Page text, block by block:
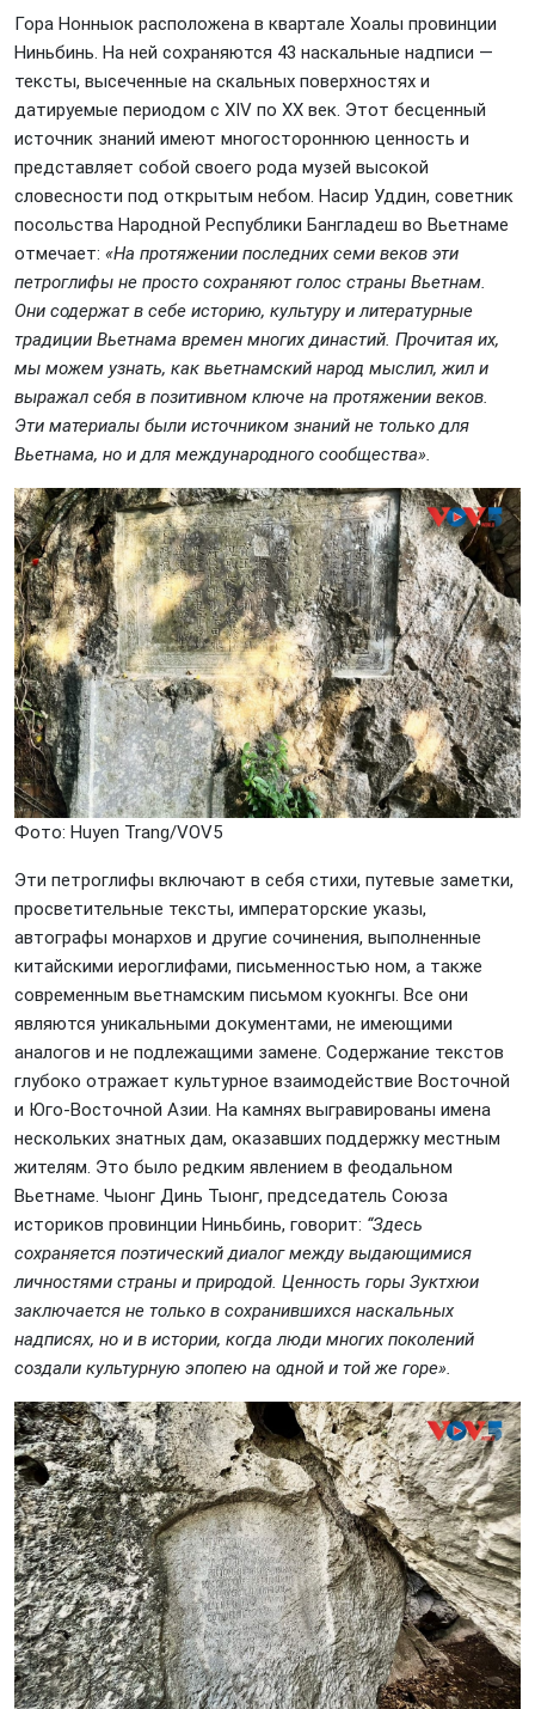
Гора Нонныок расположена в квартале Хоалы провинции
Ниньбинь. На ней сохраняются 43 наскальные надписи —
тексты, высеченные на скальных поверхностях и
датируемые периодом с XIV по XX век. Этот бесценный
источник знаний имеют многостороннюю ценность и
представляет собой своего рода музей высокой
словесности под открытым небом. Насир Уддин, советник
посольства Народной Республики Бангладеш во Вьетнаме
отмечает: «На протяжении последних семи веков эти
петроглифы не просто сохраняют голос страны Вьетнам.
Они содержат в себе историю, культуру и литературные
традиции Вьетнама времен многих династий. Прочитая их,
мы можем узнать, как вьетнамский народ мыслил, жил и
выражал себя в позитивном ключе на протяжении веков.
Эти материалы были источником знаний не только для
Вьетнама, но и для международного сообщества».
Фото: Huyеn Trang/VOV5
Эти петроглифы включают в себя стихи, путевые заметки,
просветительные тексты, императорские указы,
автографы монархов и другие сочинения, выполненные
китайскими иероглифами, письменностью ном, а также
современным вьетнамским письмом куокнгы. Все они
являются уникальными документами, не имеющими
аналогов и не подлежащими замене. Содержание текстов
глубоко отражает культурное взаимодействие Восточной
и Юго-Восточной Азии. На камнях выгравированы имена
нескольких знатных дам, оказавших поддержку местным
жителям. Это было редким явлением в феодальном
Вьетнаме. Чыонг Динь Тыонг, председатель Союза
историков провинции Ниньбинь, говорит: “Здесь
сохраняется поэтический диалог между выдающимися
личностями страны и природой. Ценность горы Зуктхюи
заключается не только в сохранившихся наскальных
надписях, но и в истории, когда люди многих поколений
создали культурную эпопею на одной и той же горе».